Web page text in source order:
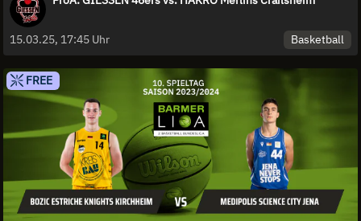
15.03.25, 17:45 Uhr Basketball
FREE